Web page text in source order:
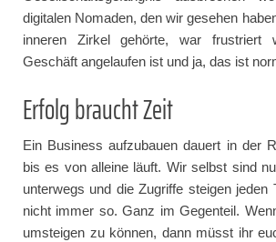
digitalen Nomaden, den wir gesehen
inneren Zirkel gehörte, war frustriert
Geschäft angelaufen ist und ja, das ist
Erfolg braucht Zeit
Ein Business aufzubauen dauert in der
bis es von alleine läuft. Wir selbst sind
unterwegs und die Zugriffe steigen jeden
nicht immer so. Ganz im Gegenteil.
umsteigen zu können, dann müsst ihr